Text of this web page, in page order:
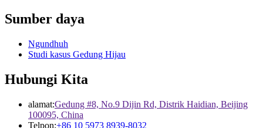
Sumber daya
Ngundhuh
Studi kasus Gedung Hijau
Hubungi Kita
alamat:Gedung #8, No.9 Dijin Rd, Distrik Haidian, Beijing
100095, China
Telpon:+86 10 5973 8939-8032